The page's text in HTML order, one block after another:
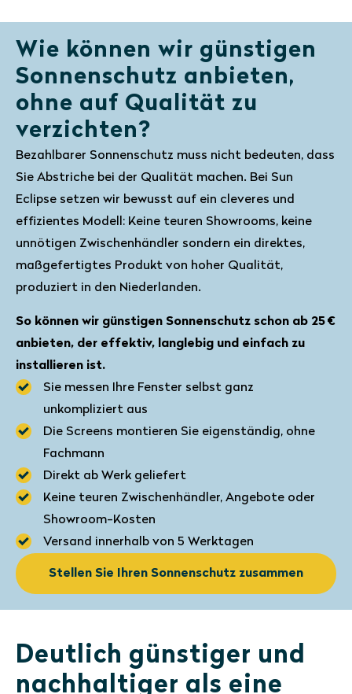
Wie können wir günstigen
Sonnenschutz anbieten,
ohne auf Qualität zu
verzichten?
Bezahlbarer Sonnenschutz muss nicht bedeuten, dass
Sie Abstriche bei der Qualität machen. Bei Sun
Eclipse setzen wir bewusst auf ein cleveres und
effizientes Modell: Keine teuren Showrooms, keine
unnötigen Zwischenhändler sondern ein direktes,
maßgefertigtes Produkt von hoher Qualität,
produziert in den Niederlanden.
So können wir günstigen Sonnenschutz schon ab 25 €
anbieten, der effektiv, langlebig und einfach zu
installieren ist.
Sie messen Ihre Fenster selbst ganz
unkompliziert aus
Die Screens montieren Sie eigenständig, ohne
Fachmann
Direkt ab Werk geliefert
Keine teuren Zwischenhändler, Angebote oder
Showroom-Kosten
Versand innerhalb von 5 Werktagen
Stellen Sie Ihren Sonnenschutz zusammen
Deutlich günstiger und
nachhaltiger als eine